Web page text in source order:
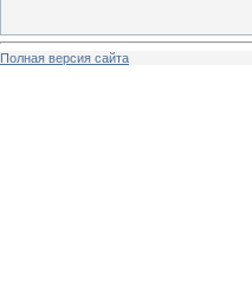
Полная версия сайта